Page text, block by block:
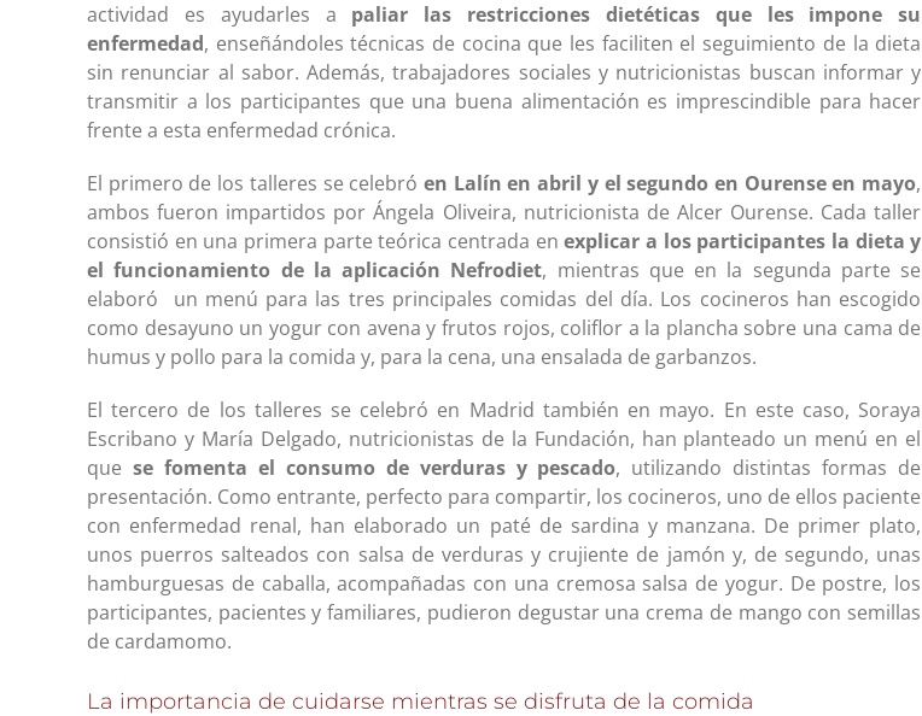
actividad es ayudarles a paliar las restricciones dietéticas que les impone su
enfermedad, enseñándoles técnicas de cocina que les faciliten el seguimiento de la dieta
sin renunciar al sabor. Además, trabajadores sociales y nutricionistas buscan informar y
transmitir a los participantes que una buena alimentación es imprescindible para hacer
frente a esta enfermedad crónica.
El primero de los talleres se celebróen Lalín en abril y el segundo en Ourense en mayo,
ambos fueron impartidos por Ángela Oliveira, nutricionista de Alcer Ourense. Cada taller
consistió en una primera parte teórica centrada enexplicar a los participantes la dieta y
el funcionamiento de la aplicación Nefrodiet, mientras que en la segunda parte se
elaboró un menú para las tres principales comidas del día. Los cocineros han escogido
como desayuno un yogur con avena y frutos rojos, coliflor a la plancha sobre una cama de
humus y pollo para la comida y, para la cena, una ensalada de garbanzos.
El tercero de los talleres se celebró en Madrid también en mayo. En este caso, Soraya
Escribano y María Delgado, nutricionistas de la Fundación, han planteado un menú en el
que se fomenta el consumo de verduras y pescado, utilizando distintas formas de
presentación. Como entrante, perfecto para compartir, los cocineros, uno de ellos paciente
con enfermedad renal, han elaborado un paté de sardina y manzana. De primer plato,
unos puerros salteados con salsa de verduras y crujiente de jamón y, de segundo, unas
hamburguesas de caballa, acompañadas con una cremosa salsa de yogur. De postre, los
participantes, pacientes y familiares, pudieron degustar una crema de mango con semillas
de cardamomo.
La importancia de cuidarse mientras se disfruta de la comida